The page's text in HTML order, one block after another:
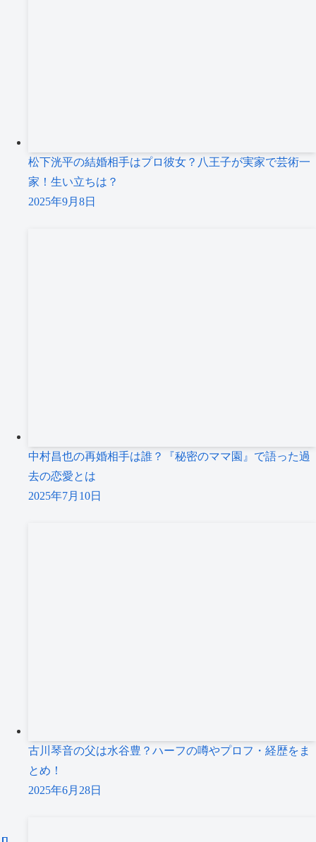
松下洸平の結婚相手はプロ彼女？八王子が実家で芸術一
家！生い立ちは？
2025年9月8日
中村昌也の再婚相手は誰？『秘密のママ園』で語った過
去の恋愛とは
2025年7月10日
古川琴音の父は水谷豊？ハーフの噂やプロフ・経歴をま
とめ！
2025年6月28日